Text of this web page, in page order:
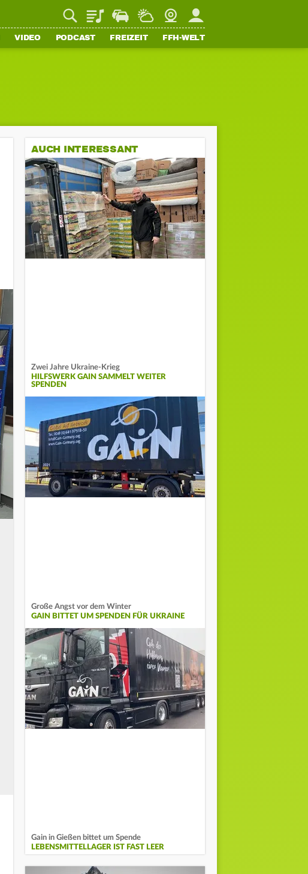
PlaylistStaupilotWetterWebcamMein FFH
VIDEO PODCAST FREIZEIT FFH-WELT
AUCH INTERESSANT
Zwei Jahre Ukraine-Krieg
HILFSWERK GAIN SAMMELT WEITER
SPENDEN
Große Angst vor dem Winter
GAIN BITTET UM SPENDEN FÜR UKRAINE
Gain in Gießen bittet um Spende
LEBENSMITTELLAGER IST FAST LEER